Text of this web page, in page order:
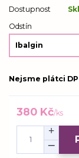
Dostupnost
Odstín
Nejsme plátci
380 Kč/ks